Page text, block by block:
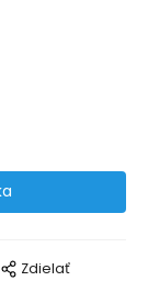
Zdielať